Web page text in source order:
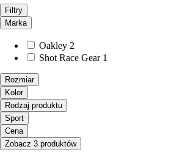
Filtry
Marka
Oakley 2
Shot Race Gear 1
Rozmiar
Kolor
Rodzaj produktu
Sport
Cena
Zobacz 3 produktów